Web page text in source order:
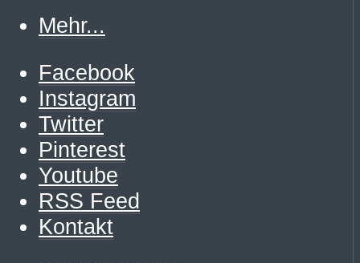
Mehr...
Facebook
Instagram
Twitter
Pinterest
Youtube
RSS Feed
Kontakt